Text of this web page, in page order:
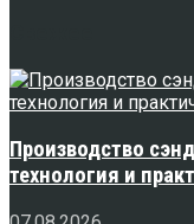
Производство
технология и